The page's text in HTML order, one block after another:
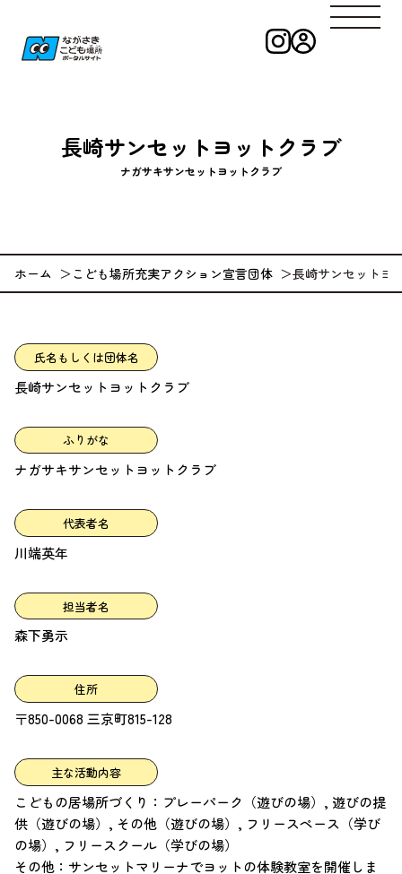
ながさきこども
長崎サンセットヨットクラブ
ナガサキサンセットヨットクラブ
ホーム こども場所充実アクション宣言団体 長崎サンセットヨ
氏名もしくは団体名
長崎サンセットヨットクラブ
ふりがな
ナガサキサンセットヨットクラブ
代表者名
川端英年
担当者名
森下勇示
住所
〒850-0068 三京町815-128
主な活動内容
こどもの居場所づくり：プレーパーク（遊びの場）, 遊びの提
供（遊びの場）, その他（遊びの場）, フリースペース（学び
の場）, フリースクール（学びの場）
その他：サンセットマリーナでヨットの体験教室を開催しま